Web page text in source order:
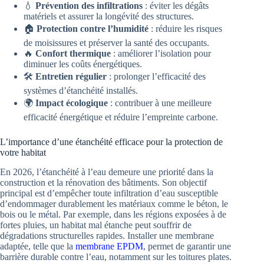
💧 Prévention des infiltrations : éviter les dégâts
matériels et assurer la longévité des structures.
🏠 Protection contre l’humidité : réduire les risques
de moisissures et préserver la santé des occupants.
🔥 Confort thermique : améliorer l’isolation pour
diminuer les coûts énergétiques.
🛠️ Entretien régulier : prolonger l’efficacité des
systèmes d’étanchéité installés.
🌍 Impact écologique : contribuer à une meilleure
efficacité énergétique et réduire l’empreinte carbone.
L’importance d’une étanchéité efficace pour la protection de
votre habitat
En 2026, l’étanchéité à l’eau demeure une priorité dans la
construction et la rénovation des bâtiments. Son objectif
principal est d’empêcher toute infiltration d’eau susceptible
d’endommager durablement les matériaux comme le béton, le
bois ou le métal. Par exemple, dans les régions exposées à de
fortes pluies, un habitat mal étanche peut souffrir de
dégradations structurelles rapides. Installer une membrane
adaptée, telle que la membrane EPDM, permet de garantir une
barrière durable contre l’eau, notamment sur les toitures plates.